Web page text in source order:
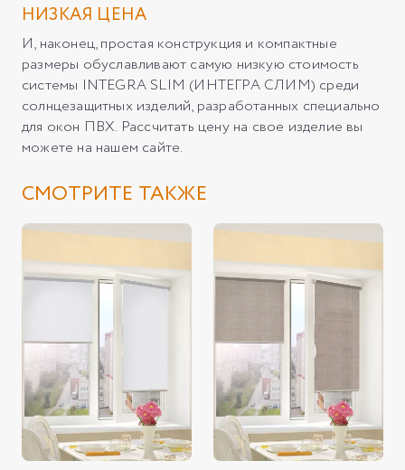
НИЗКАЯ ЦЕНА
И, наконец, простая конструкция и компактные
размеры обуславливают самую низкую стоимость
системы INTEGRA SLIM (ИНТЕГРА СЛИМ) среди
солнцезащитных изделий, разработанных специально
для окон ПВХ. Рассчитать цену на свое изделие вы
можете на нашем сайте.
СМОТРИТЕ ТАКЖЕ